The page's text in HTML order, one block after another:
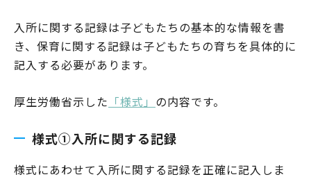
入所に関する記録は子どもたちの基本的な情報を書
き、保育に関する記録は子どもたちの育ちを具体的に
記入する必要があります。
厚生労働省示した 「様式」 の内容です。
様式①入所に関する記録
様式にあわせて入所に関する記録を正確に記入しま